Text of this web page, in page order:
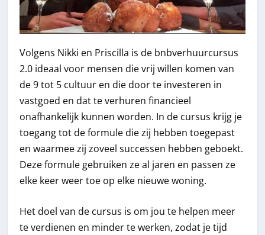
Volgens Nikki en Priscilla is de bnbverhuurcursus
2.0 ideaal voor mensen die vrij willen komen van
de 9 tot 5 cultuur en die door te investeren in
vastgoed en dat te verhuren financieel
onafhankelijk kunnen worden. In de cursus krijg je
toegang tot de formule die zij hebben toegepast
en waarmee zij zoveel successen hebben geboekt.
Deze formule gebruiken ze al jaren en passen ze
elke keer weer toe op elke nieuwe woning.
Het doel van de cursus is om jou te helpen meer
te verdienen en minder te werken, zodat je tijd